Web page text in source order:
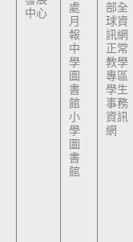
中心
處
月
報
中
學
圖
書
館
小
學
圖
書
館
部全
球資
訊網
正常
教學
專區
學生
事務
資訊
網